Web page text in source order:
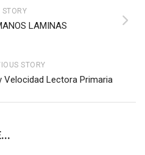
STORY
LAMINAS
STORY
Velocidad Lectora Primaria